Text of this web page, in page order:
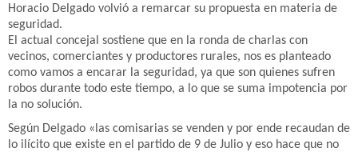
Horacio Delgado volvió a remarcar su propuesta en materia de
seguridad.
El actual concejal sostiene que en la ronda de charlas con
vecinos, comerciantes y productores rurales, nos es planteado
como vamos a encarar la seguridad, ya que son quienes sufren
robos durante todo este tiempo, a lo que se suma impotencia por
la no solución.
Según Delgado «las comisarias se venden y por ende recaudan de
lo ilícito que existe en el partido de 9 de Julio y eso hace que no